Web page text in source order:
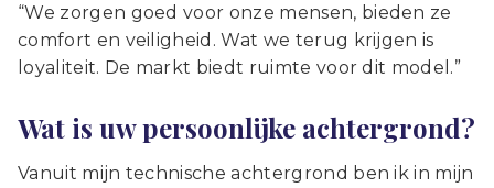
“We zorgen goed voor onze mensen, bieden ze
comfort en veiligheid. Wat we terug krijgen is
loyaliteit. De markt biedt ruimte voor dit model.”
Wat is uw persoonlijke achtergrond?
Vanuit mijn technische achtergrond ben ik in mijn